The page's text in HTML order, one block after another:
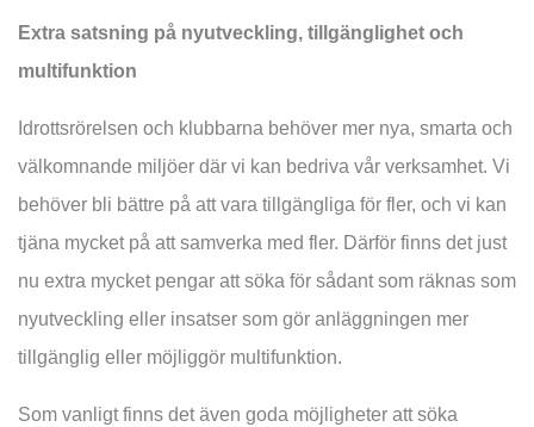
Extra satsning på nyutveckling, tillgänglighet och
multifunktion
Idrottsrörelsen och klubbarna behöver mer nya, smarta och
välkomnande miljöer där vi kan bedriva vår verksamhet. Vi
behöver bli bättre på att vara tillgängliga för fler, och vi kan
tjäna mycket på att samverka med fler. Därför finns det just
nu extra mycket pengar att söka för sådant som räknas som
nyutveckling eller insatser som gör anläggningen mer
tillgänglig eller möjliggör multifunktion.
Som vanligt finns det även goda möjligheter att söka